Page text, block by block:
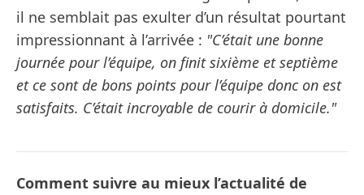
il ne semblait pas exulter d’un résultat pourtant
impressionnant à l’arrivée : "C’était une bonne
journée pour l’équipe, on finit sixième et septième
et ce sont de bons points pour l’équipe donc on est
satisfaits. C’était incroyable de courir à domicile."
Comment suivre au mieux l’actualité de